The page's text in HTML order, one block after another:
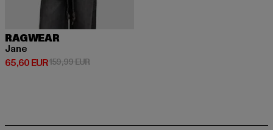
RAGWEAR
Jane
65,60 EUR
Derzeitiger Preis: 65,60 EUR
159,99 EURAktionspreis: 159,99 EUR